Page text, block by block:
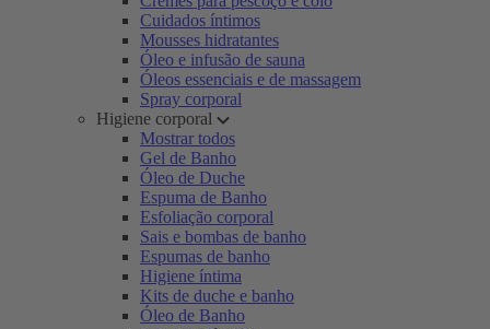
Cuidados íntimos
Mousses hidratantes
Óleo e infusão de sauna
Óleos essenciais e de massagem
Spray corporal
Higiene corporal
Mostrar todos
Gel de Banho
Óleo de Duche
Espuma de Banho
Esfoliação corporal
Sais e bombas de banho
Espumas de banho
Higiene íntima
Kits de duche e banho
Óleo de Banho